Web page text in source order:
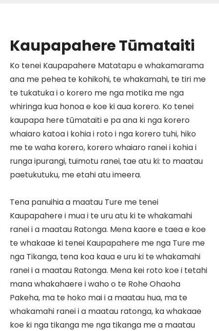
Kaupapahere Tūmataiti
Ko tenei Kaupapahere Matatapu e whakamarama
ana me pehea te kohikohi, te whakamahi, te tiri me
te tukatuka i o korero me nga motika me nga
whiringa kua honoa e koe ki aua korero. Ko tenei
kaupapa here tūmataiti e pa ana ki nga korero
whaiaro katoa i kohia i roto i nga korero tuhi, hiko
me te waha korero, korero whaiaro ranei i kohia i
runga ipurangi, tuimotu ranei, tae atu ki: to maatau
paetukutuku, me etahi atu imeera.
Tena panuihia a maatau Ture me tenei
Kaupapahere i mua i te uru atu ki te whakamahi
ranei i a maatau Ratonga. Mena kaore e taea e koe
te whakaae ki tenei Kaupapahere me nga Ture me
nga Tikanga, tena koa kaua e uru ki te whakamahi
ranei i a maatau Ratonga. Mena kei roto koe i tetahi
mana whakahaere i waho o te Rohe Ohaoha
Pakeha, ma te hoko mai i a maatau hua, ma te
whakamahi ranei i a maatau ratonga, ka whakaae
koe ki nga tikanga me nga tikanga me a maatau